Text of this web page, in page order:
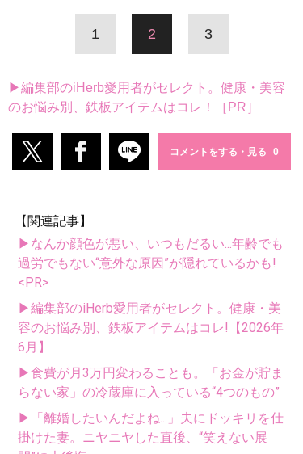
1 2 3
▶編集部のiHerb愛用者がセレクト。健康・美容
のお悩み別、鉄板アイテムはコレ！［PR］
コメントをする・見る
【関連記事】
▶なんか顔色が悪い、いつもだるい...年齢でも
過労でもない“意外な原因”が隠れているかも!
<PR>
▶編集部のiHerb愛用者がセレクト。健康・美
容のお悩み別、鉄板アイテムはコレ!【2026年
6月】
▶食費が月3万円変わることも。「お金が貯ま
らない家」の冷蔵庫に入っている“4つのもの”
▶「離婚したいんだよね...」夫にドッキリを仕
掛けた妻。ニヤニヤした直後、“笑えない展